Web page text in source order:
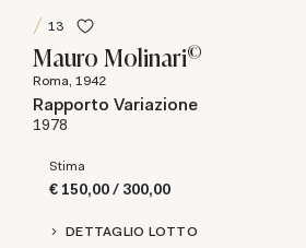
13
Mauro Molinari©
Roma, 1942
Rapporto Variazione
1978
Stima
€ 150,00 / 300,00
DETTAGLIO LOTTO